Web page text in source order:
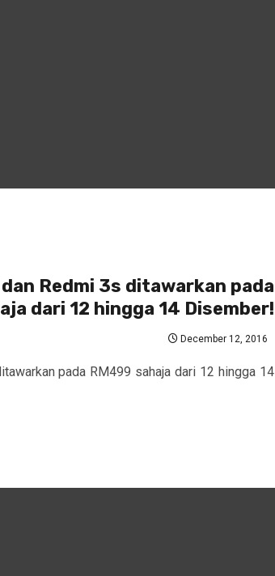
Redmi 3s ditawarkan pada
dari 12 hingga 14 Disember!
December 12, 2016
pada RM499 sahaja dari 12 hingga 14